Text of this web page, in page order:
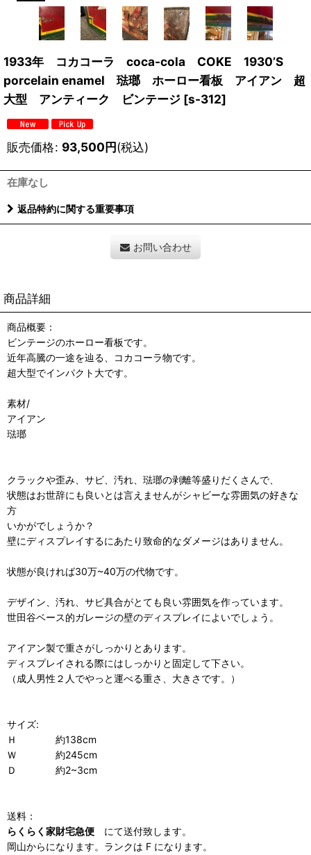
1933年 コカコーラ coca-cola COKE 1930’S
porcelain enamel 琺瑯 ホーロー看板 アイアン 超
大型 アンティーク ビンテージ [s-312]
販売価格: 93,500円(税込)
在庫なし
返品特約に関する重要事項
お問い合わせ
商品詳細
商品概要：
ビンテージのホーロー看板です。
近年高騰の一途を辿る、コカコーラ物です。
超大型でインパクト大です。
素材/
アイアン
琺瑯
クラックや歪み、サビ、汚れ、琺瑯の剥離等盛りだくさんで、
状態はお世辞にも良いとは言えませんがシャビーな雰囲気の好きな
方
いかがでしょうか？
壁にディスプレイするにあたり致命的なダメージはありません。
状態が良ければ30万~40万の代物です。
デザイン、汚れ、サビ具合がとても良い雰囲気を作っています。
世田谷ベース的ガレージの壁のディスプレイによいでしょう。
アイアン製で重さがしっかりとあります。
ディスプレイされる際にはしっかりと固定して下さい。
（成人男性２人でやっと運べる重さ、大きさです。）
サイズ:
Ｈ 約138cm
Ｗ 約245cm
Ｄ 約2~3cm
送料：
らくらく家財宅急便 にて送付致します。
岡山からになります。ランクは F になります。